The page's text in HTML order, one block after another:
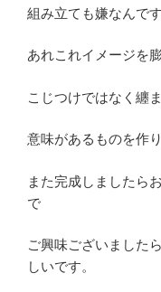
組み立ても嫌なんです
あれこれイメージを
こじつけではなく纏
意味があるものを作
また完成しましたら
で
ご興味ございました
しいです。